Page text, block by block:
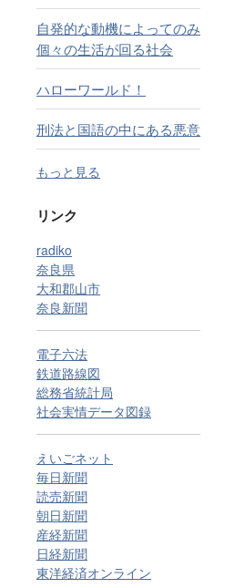
自発的な動機によってのみ
個々の生活が回る社会
ハローワールド！
刑法と国語の中にある悪意
もっと見る
リンク
radiko
奈良県
大和郡山市
奈良新聞
電子六法
鉄道路線図
総務省統計局
社会実情データ図録
えいごネット
毎日新聞
読売新聞
朝日新聞
産経新聞
日経新聞
東洋経済オンライン